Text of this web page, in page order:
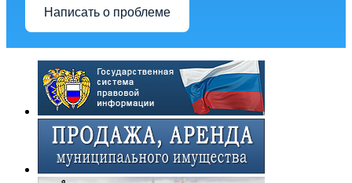
Написать о проблеме